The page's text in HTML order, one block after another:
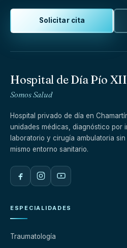
Solicitar cita
Hospital de Día Pío XII
Somos Salud
Hospital privado de día en
unidades médicas, diagnóstico por
laboratorio y cirugía ambulatoria
mismo entorno sanitario.
ESPECIALIDADES
Traumatología